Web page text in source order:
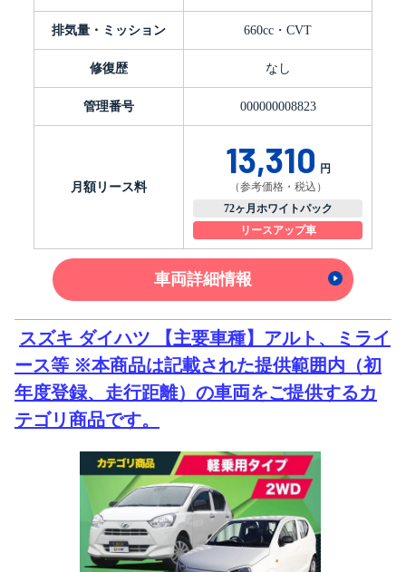
排気量・ミッション 660cc・CVT
修復歴 なし
管理番号 000000008823
月額リース料
13,310 円
（参考価格・税込）
72ヶ月ホワイトパック
リースアップ車
車両詳細情報
スズキ ダイハツ 【主要車種】アルト、ミライ
ース等 ※本商品は記載された提供範囲内（初
年度登録、走行距離）の車両をご提供するカ
テゴリ商品です。